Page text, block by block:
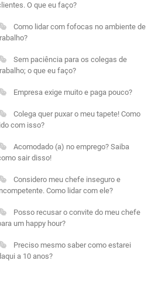
O que eu faço?
Como lidar com fofocas no ambiente de
Sem paciência para os colegas de
o que eu faço?
Empresa exige muito e paga pouco?
Colega quer puxar o meu tapete! Como
lido com isso?
Acomodado (a) no emprego? Saiba
sair disso!
Considero meu chefe inseguro e
Como lidar com ele?
Posso recusar o convite do meu chefe
um happy hour?
Preciso mesmo saber como estarei
a 10 anos?